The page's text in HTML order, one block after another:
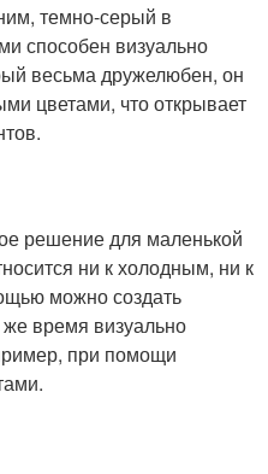
темно-серый в
способен визуально
весьма дружелюбен, он
цветами, что открывает
решение для маленькой
ни к холодным, ни к
можно создать
время визуально
при помощи